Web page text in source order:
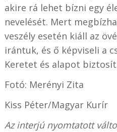
akire rá lehet bízni egy
nevelését. Mert
veszély esetén kiáll az
irántuk, és ő képviseli a
Keretet és alapot
Fotó: Merényi Zita
Kiss Péter/Magyar Kurír
Az interjú nyomtatott